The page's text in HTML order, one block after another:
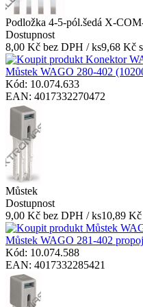
Podložka 4-5-pól.šedá X-
Dostupnost
8,00 Kč bez DPH / ks9,68 Kč
Můstek WAGO 280-402
Kód: 10.074.633
EAN: 4017332270472
Můstek
Dostupnost
9,00 Kč bez DPH / ks10,89
Můstek WAGO 281-402
Kód: 10.074.588
EAN: 4017332285421